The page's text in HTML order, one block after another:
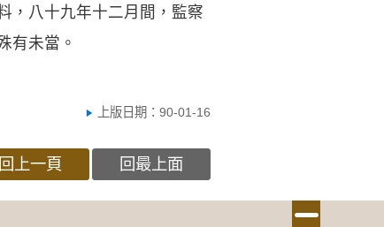
，八十九年十二月間，監察
有未當。
上版日期：90-01-16
回上一頁 回最上面